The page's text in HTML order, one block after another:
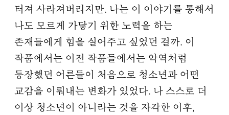
터져 사라져버리지만. 나는 이 이야기를 통해서
나도 모르게 가닿기 위한 노력을 하는
존재들에게 힘을 실어주고 싶었던 걸까. 이
작품에서는 이전 작품들에서는 악역처럼
등장했던 어른들이 처음으로 청소년과 어떤
교감을 이뤄내는 변화가 있었다. 나 스스로 더
이상 청소년이 아니라는 것을 자각한 이후,